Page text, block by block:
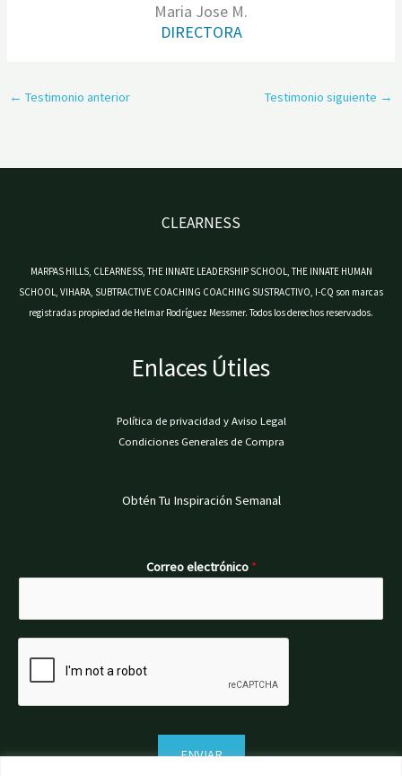
Maria Jose M.
DIRECTORA
← Testimonio anterior Testimonio siguiente →
CLEARNESS
MARPAS HILLS, CLEARNESS, THE INNATE LEADERSHIP SCHOOL, THE INNATE HUMAN
SCHOOL, VIHARA, SUBTRACTIVE COACHING COACHING SUSTRACTIVO, I-CQ son marcas
registradas propiedad de Helmar Rodríguez Messmer. Todos los derechos reservados.
Enlaces Útiles
Política de privacidad y Aviso Legal
Condiciones Generales de Compra
Obtén Tu Inspiración Semanal
Correo electrónico *
ENVIAR